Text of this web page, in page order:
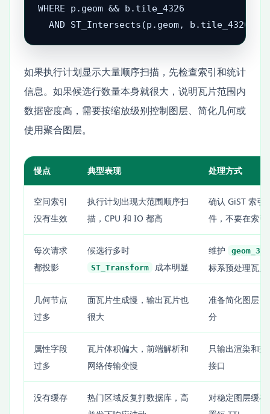
WHERE p.geom && b.tile_4326
  AND ST_Intersects(p.geom, b.tile_4326);
如果执行计划显示大量顺序扫描，先检查索引和统计
信息。如果候选行数量本身就很大，说明瓦片范围内
数据密度高，需要按缩放级别控制图层、简化几何或
使用聚合图层。
慢点 典型表现 处理方式
空间索引
没有生效
执行计划出现大范围顺序扫
描，CPU 和 IO 都高
确认 GiST 索引
件，不要在索
每次请求
都投影
候选行多时
ST_Transform 成本明显
维护
标系预处理瓦片
几何节点
过多
面瓦片生成慢，输出瓦片也
很大
准备简化图层
分
属性字段
过多
瓦片体积偏大，前端解析和
网络传输变慢
只输出渲染和
接口
没有缓存
热门区域反复打数据库，高
对稳定图层缓